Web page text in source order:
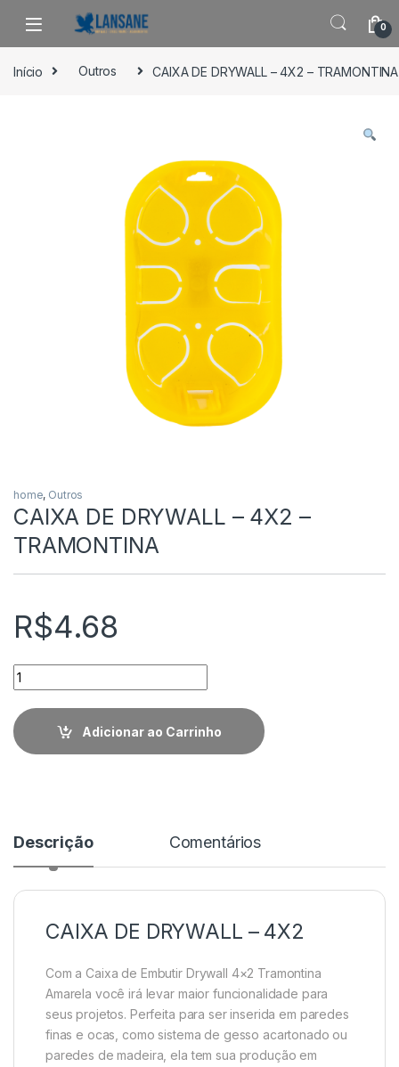
Saltar para navegação
Pular para o conteúdo
0
Início Outros CAIXA DE DRYWALL – 4X2 – TRAMONTINA
home, Outros
CAIXA DE DRYWALL – 4X2 –
TRAMONTINA
R$4.68
Quantidade
Adicionar ao Carrinho
Descrição Comentários
CAIXA DE DRYWALL – 4X2
Com a Caixa de Embutir Drywall 4×2 Tramontina
Amarela você irá levar maior funcionalidade para
seus projetos. Perfeita para ser inserida em paredes
finas e ocas, como sistema de gesso acartonado ou
paredes de madeira, ela tem sua produção em